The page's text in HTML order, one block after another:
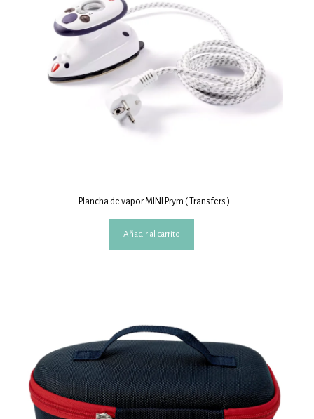
Plancha de vapor MINI Prym ( Transfers )
Añadir al carrito